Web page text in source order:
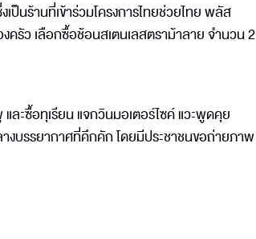
ป็นร้านที่เข้าร่วมโครงการไทยช่วยไทย พลัส
รัว เลือกซื้อช้อนสเตนเลสตราม้าลาย จำนวน 2
ะซื้อทุเรียน แจกวินมอเตอร์ไซค์ แวะพูดคุย
งบรรยากาศที่คึกคัก โดยมีประชาชนขอถ่ายภาพ